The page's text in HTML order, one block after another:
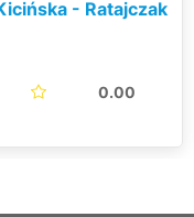
- Ratajczak
0.00